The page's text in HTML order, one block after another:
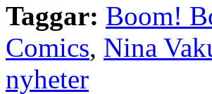
Taggar: Boom!
Comics, Nina
nyheter